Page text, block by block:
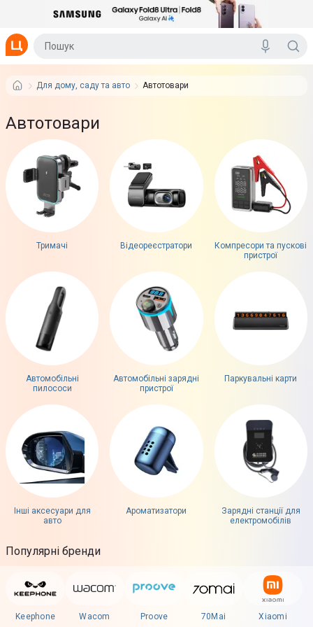
Для дому, саду та авто Автотовари
Автотовари
Тримачі Відеореєстратори
Компресори та пускові
пристрої
Автомобільні
пилососи
Автомобільні зарядні
пристрої
Паркувальні карти
Інші аксесуари для
авто
Ароматизатори
Зарядні станції для
електромобілів
Популярні бренди
Keephone Wacom Proove 70Mai Xiaomi